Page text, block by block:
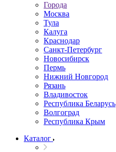
Города
Москва
Тула
Калуга
Краснодар
Санкт-Петербург
Новосибирск
Пермь
Нижний Новгород
Рязань
Владивосток
Республика Беларусь
Волгоград
Республика Крым
Каталог